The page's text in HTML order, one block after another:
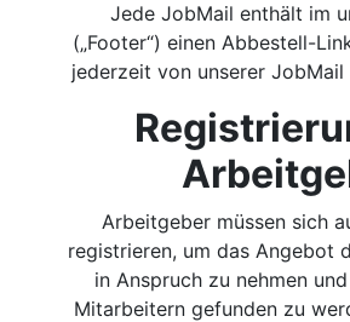
Jede JobMail enthält im
(„Footer“) einen Abbestell-
jederzeit von unserer JobMail
Arbeitgeber müssen sich
registrieren, um das Angebot
in Anspruch zu nehmen
Mitarbeitern gefunden zu